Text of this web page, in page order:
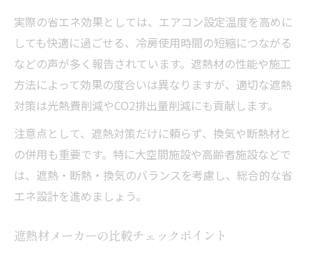
実際の省エネ効果としては、エアコン設定温度を高めに
しても快適に過ごせる、冷房使用時間の短縮につながる
などの声が多く報告されています。遮熱材の性能や施工
方法によって効果の度合いは異なりますが、適切な遮熱
対策は光熱費削減やCO2排出量削減にも貢献します。
注意点として、遮熱対策だけに頼らず、換気や断熱材と
の併用も重要です。特に大空間施設や高齢者施設などで
は、遮熱・断熱・換気のバランスを考慮し、総合的な省
エネ設計を進めましょう。
遮熱材メーカーの比較チェックポイント